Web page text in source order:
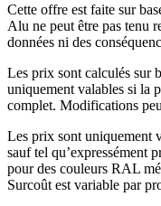
Cette offre est faite sur
Alu ne peut être pas tenu
données ni des
Les prix sont calculés sur
uniquement valables si la
complet. Modifications
Les prix sont uniquement
sauf tel qu’expressément
pour des couleurs RAL
Surcoût est variable par